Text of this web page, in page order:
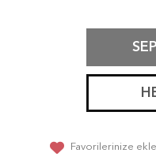
Favorilerinize